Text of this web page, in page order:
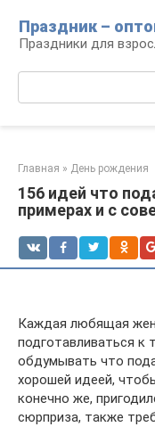
контенту
Праздник –
Праздники для
Главная » День рождения
156 идей что
примерах и с
Каждая любящая
подготавливаться
обдумывать что
хорошей идеей,
конечно же,
сюрприза, также